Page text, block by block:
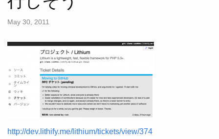
May 30, 2011
http://dev.lithify.me/lithium/tickets/view/374